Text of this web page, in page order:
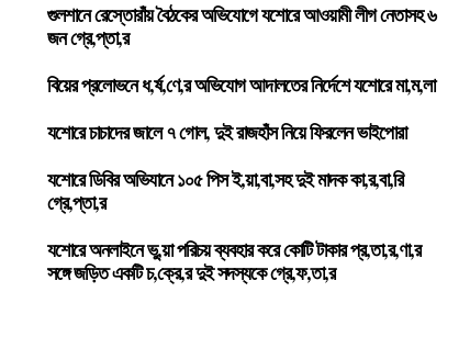
গুলশানে রেস্তোরাঁয় বৈঠকের অভিযোগে যশোরে আওয়ামী লীগ নেতাসহ ৬
জন গ্রে,প্তা,র
বিয়ের প্রলোভনে ধ,র্ষ,ণে,র অভিযোগ আদালতের নির্দেশে যশোরে মা,ম,লা
যশোরে চাচাদের জালে ৭ গোল, দুই রাজহাঁস নিয়ে ফিরলেন ভাইপোরা
যশোরে ডিবির অভিযানে ১০৫ পিস ই,য়া,বা,সহ দুই মাদক কা,র,বা,রি
গ্রে,প্তা,র
যশোরে অনলাইনে ভু,য়া পরিচয় ব্যবহার করে কোটি টাকার প্র,তা,র,ণা,র
সঙ্গে জড়িত একটি চ,ক্রে,র দুই সদস্যকে গ্রে,ফ,তা,র